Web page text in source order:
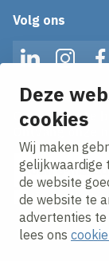
Deze
cookies
Wij maken
gelijkwaardige
de website
de website te
advertenties te
lees ons
Volg ons
Op de hoogte
E-mailadres
Ik ga